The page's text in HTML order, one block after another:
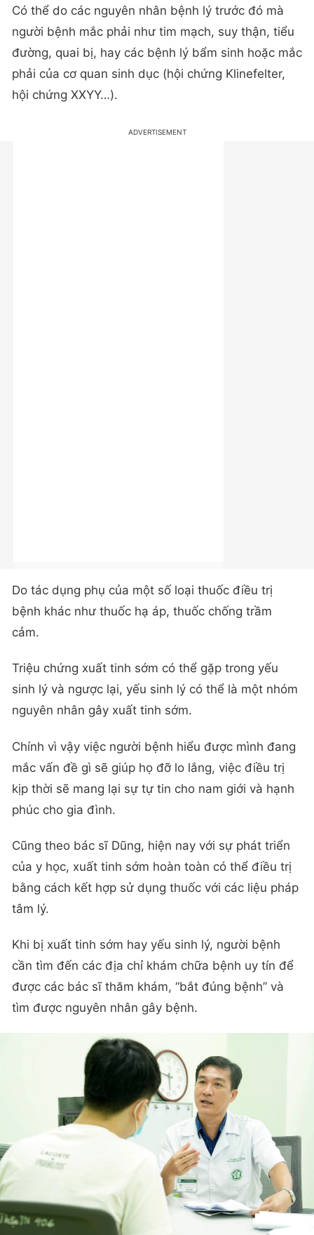
Có thể do các nguyên nhân bệnh lý trước đó mà
người bệnh mắc phải như tim mạch, suy thận, tiểu
đường, quai bị, hay các bệnh lý bẩm sinh hoặc mắc
phải của cơ quan sinh dục (hội chứng Klinefelter,
hội chứng XXYY…).
Do tác dụng phụ của một số loại thuốc điều trị
bệnh khác như thuốc hạ áp, thuốc chống trầm
cảm.
Triệu chứng xuất tinh sớm có thể gặp trong yếu
sinh lý và ngược lại, yếu sinh lý có thể là một nhóm
nguyên nhân gây xuất tinh sớm.
Chính vì vậy việc người bệnh hiểu được mình đang
mắc vấn đề gì sẽ giúp họ đỡ lo lắng, việc điều trị
kịp thời sẽ mang lại sự tự tin cho nam giới và hạnh
phúc cho gia đình.
Cũng theo bác sĩ Dũng, hiện nay với sự phát triển
của y học, xuất tinh sớm hoàn toàn có thể điều trị
bằng cách kết hợp sử dụng thuốc với các liệu pháp
tâm lý.
Khi bị xuất tinh sớm hay yếu sinh lý, người bệnh
cần tìm đến các địa chỉ khám chữa bệnh uy tín để
được các bác sĩ thăm khám, “bắt đúng bệnh” và
tìm được nguyên nhân gây bệnh.